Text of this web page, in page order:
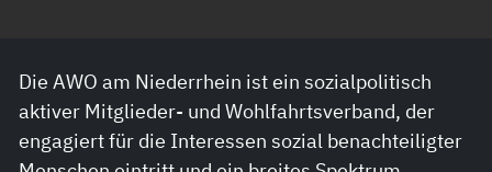
Die AWO am Niederrhein ist ein sozialpolitisch
aktiver Mitglieder- und Wohlfahrtsverband, der
engagiert für die Interessen sozial benachteiligter